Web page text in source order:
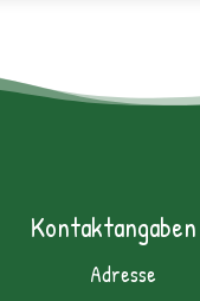
Kontaktangaben
Adresse